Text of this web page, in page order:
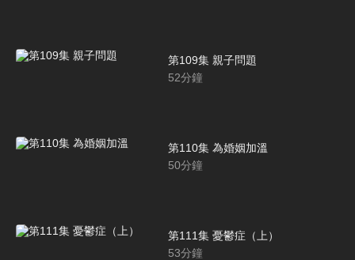
第109集 親子問題
52分鐘
第110集 為婚姻加溫
50分鐘
第111集 憂鬱症（上）
53分鐘